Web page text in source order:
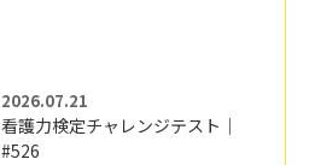
2026.07.21
看護力検定チャレンジテスト｜
#526